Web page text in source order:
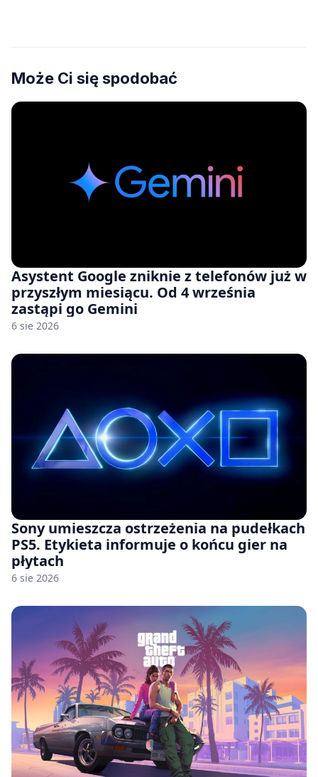
Może Ci się spodobać
Asystent Google zniknie z telefonów już w
przyszłym miesiącu. Od 4 września
zastąpi go Gemini
6 sie 2026
Sony umieszcza ostrzeżenia na pudełkach
PS5. Etykieta informuje o końcu gier na
płytach
6 sie 2026